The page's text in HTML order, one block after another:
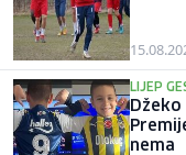
LIJEP
nema